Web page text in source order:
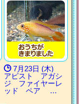
7月23日 (木)
アピスト アガシ
ジ ファイヤーレ
ッド ペア …